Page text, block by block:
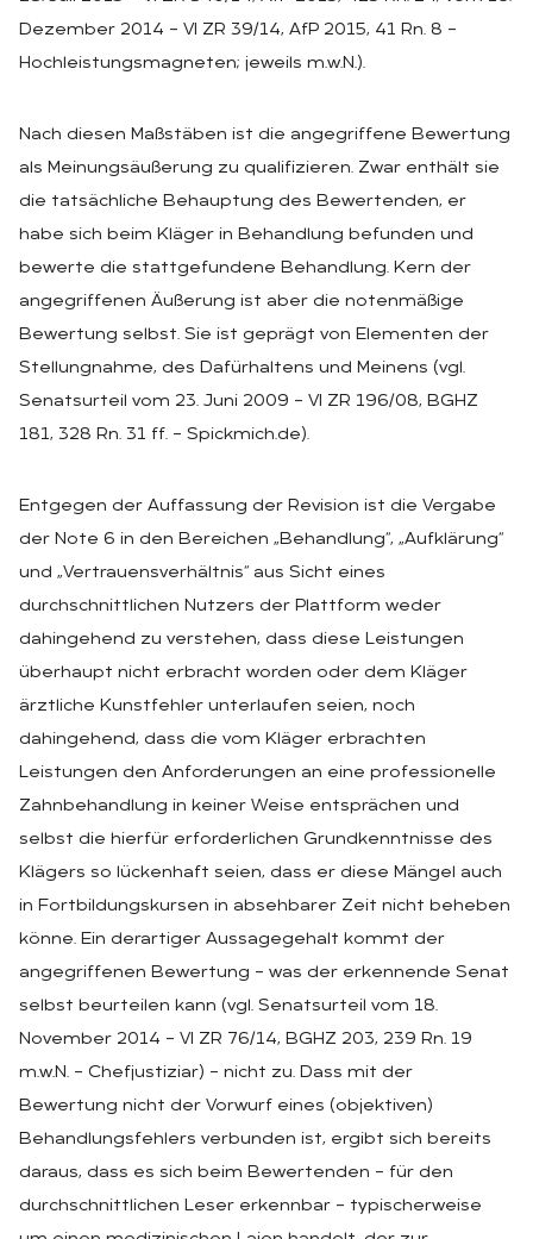
Dezember 2014 – VI ZR 39/14, AfP 2015, 41 Rn. 8 –
Hochleistungsmagneten; jeweils m.w.N.).
Nach diesen Maßstäben ist die angegriffene Bewertung
als Meinungsäußerung zu qualifizieren. Zwar enthält sie
die tatsächliche Behauptung des Bewertenden, er
habe sich beim Kläger in Behandlung befunden und
bewerte die stattgefundene Behandlung. Kern der
angegriffenen Äußerung ist aber die notenmäßige
Bewertung selbst. Sie ist geprägt von Elementen der
Stellungnahme, des Dafürhaltens und Meinens (vgl.
Senatsurteil vom 23. Juni 2009 – VI ZR 196/08, BGHZ
181, 328 Rn. 31 ff. – Spickmich.de).
Entgegen der Auffassung der Revision ist die Vergabe
der Note 6 in den Bereichen „Behandlung“, „Aufklärung“
und „Vertrauensverhältnis“ aus Sicht eines
durchschnittlichen Nutzers der Plattform weder
dahingehend zu verstehen, dass diese Leistungen
überhaupt nicht erbracht worden oder dem Kläger
ärztliche Kunstfehler unterlaufen seien, noch
dahingehend, dass die vom Kläger erbrachten
Leistungen den Anforderungen an eine professionelle
Zahnbehandlung in keiner Weise entsprächen und
selbst die hierfür erforderlichen Grundkenntnisse des
Klägers so lückenhaft seien, dass er diese Mängel auch
in Fortbildungskursen in absehbarer Zeit nicht beheben
könne. Ein derartiger Aussagegehalt kommt der
angegriffenen Bewertung – was der erkennende Senat
selbst beurteilen kann (vgl. Senatsurteil vom 18.
November 2014 – VI ZR 76/14, BGHZ 203, 239 Rn. 19
m.w.N. – Chefjustiziar) – nicht zu. Dass mit der
Bewertung nicht der Vorwurf eines (objektiven)
Behandlungsfehlers verbunden ist, ergibt sich bereits
daraus, dass es sich beim Bewertenden – für den
durchschnittlichen Leser erkennbar – typischerweise